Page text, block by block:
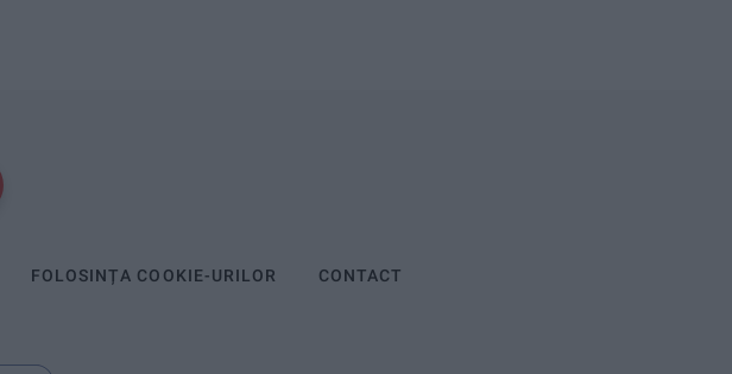
FOLOSINȚA COOKIE-URILOR CONTACT